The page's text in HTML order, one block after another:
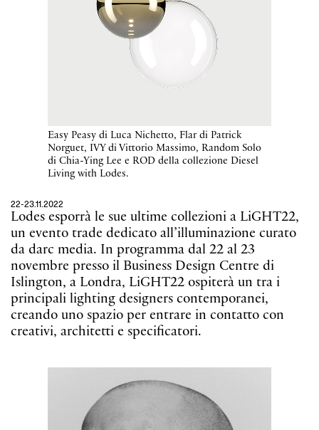
Easy Peasy di Luca Nichetto, Flar di Patrick
Norguet, IVY di Vittorio Massimo, Random Solo
di Chia-Ying Lee e ROD della collezione Diesel
Living with Lodes.
22-23.11.2022
Lodes esporrà le sue ultime collezioni a LiGHT22,
un evento trade dedicato all’illuminazione curato
da darc media. In programma dal 22 al 23
novembre presso il Business Design Centre di
Islington, a Londra, LiGHT22 ospiterà un tra i
principali lighting designers contemporanei,
creando uno spazio per entrare in contatto con
creativi, architetti e specificatori.